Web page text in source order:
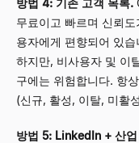
무료이고 빠르며 신뢰
용자에게 편향되어 있
하지만, 비사용자 및 이
구에는 위험합니다. 항
(신규, 활성, 이탈, 미활
방법 5: LinkedIn + 산